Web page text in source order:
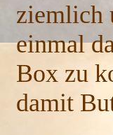
ziemlich
einmal
Box zu
damit